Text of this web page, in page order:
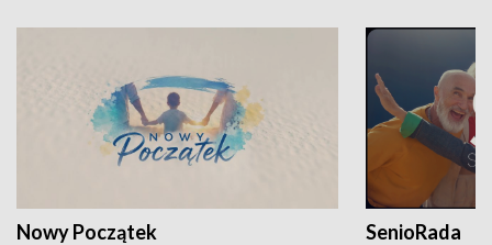
Nowy Początek SenioRada